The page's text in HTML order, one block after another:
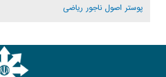
پوستر اصول ناجور ریاضی